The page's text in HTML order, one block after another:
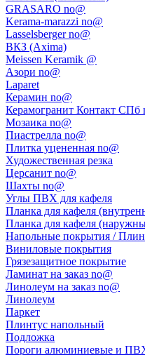
GRASARO no@
Kerama-marazzi no@
Lasselsberger no@
ВКЗ (Axima)
Meissen Keramik @
Азори no@
Laparet
Керамин no@
Керамогранит Контакт СПб
Мозаика no@
Пиастрелла no@
Плитка уцененная no@
Художественная резка
Церсанит no@
Шахты no@
Углы ПВХ для кафеля
Планка для кафеля
Планка для кафеля
Напольные покрытия /
Виниловые покрытия
Грязезащитное покрытие
Ламинат на заказ no@
Линолеум на заказ no@
Линолеум
Паркет
Плинтус напольный
Подложка
Пороги алюминиевые и